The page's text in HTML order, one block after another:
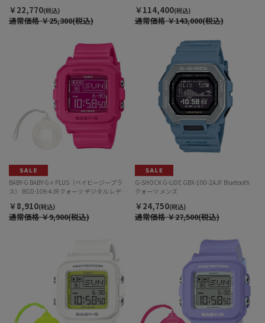
￥22,770(税込)
通常価格￥25,300(税込)
￥114,400(税込)
通常価格￥143,000(税込)
BABY-G BABY-G＋PLUS（ベイビージープラ
ス） BGD-10K-4JR クォーツ デジタル レディ
￥8,910(税込)
通常価格￥9,900(税込)
G-SHOCK G-LIDE GBX-100-2AJF Bluetooth
クォーツ メンズ
￥24,750(税込)
通常価格￥27,500(税込)